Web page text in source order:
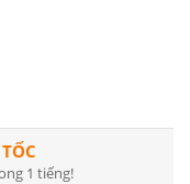
1 tiếng!